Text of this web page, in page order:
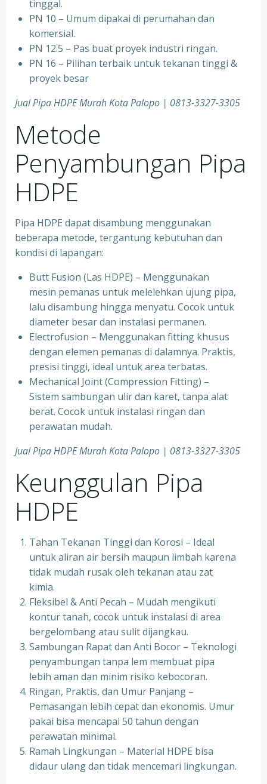
tinggal.
PN 10 – Umum dipakai di perumahan dan
komersial.
PN 12.5 – Pas buat proyek industri ringan.
PN 16 – Pilihan terbaik untuk tekanan tinggi &
proyek besar
Jual Pipa HDPE Murah Kota Palopo | 0813-3327-3305
Metode
Penyambungan Pipa
HDPE
Pipa HDPE dapat disambung menggunakan
beberapa metode, tergantung kebutuhan dan
kondisi di lapangan:
Butt Fusion (Las HDPE) – Menggunakan
mesin pemanas untuk melelehkan ujung pipa,
lalu disambung hingga menyatu. Cocok untuk
diameter besar dan instalasi permanen.
Electrofusion – Menggunakan fitting khusus
dengan elemen pemanas di dalamnya. Praktis,
presisi tinggi, ideal untuk area terbatas.
Mechanical Joint (Compression Fitting) –
Sistem sambungan ulir dan karet, tanpa alat
berat. Cocok untuk instalasi ringan dan
perawatan mudah.
Jual Pipa HDPE Murah Kota Palopo | 0813-3327-3305
Keunggulan Pipa
HDPE
Tahan Tekanan Tinggi dan Korosi – Ideal
untuk aliran air bersih maupun limbah karena
tidak mudah rusak oleh tekanan atau zat
kimia.
Fleksibel & Anti Pecah – Mudah mengikuti
kontur tanah, cocok untuk instalasi di area
bergelombang atau sulit dijangkau.
Sambungan Rapat dan Anti Bocor – Teknologi
penyambungan tanpa lem membuat pipa
lebih aman dan minim risiko kebocoran.
Ringan, Praktis, dan Umur Panjang –
Pemasangan lebih cepat dan ekonomis. Umur
pakai bisa mencapai 50 tahun dengan
perawatan minimal.
Ramah Lingkungan – Material HDPE bisa
didaur ulang dan tidak mencemari lingkungan.